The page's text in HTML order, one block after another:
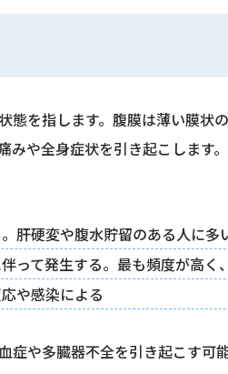
を指します。腹膜は薄い膜
や全身症状を引き起こします。
肝硬変や腹水貯留のある人に多
って発生する。最も頻度が高く
や感染による
や多臓器不全を引き起こす可